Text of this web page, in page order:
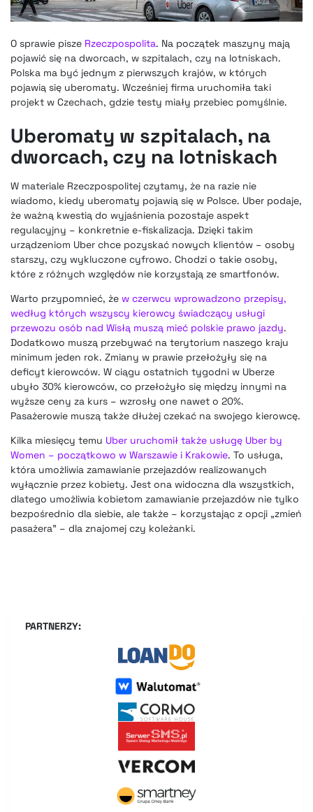
O sprawie pisze Rzeczpospolita. Na początek maszyny mają
pojawić się na dworcach, w szpitalach, czy na lotniskach.
Polska ma być jednym z pierwszych krajów, w których
pojawią się uberomaty. Wcześniej firma uruchomiła taki
projekt w Czechach, gdzie testy miały przebiec pomyślnie.
Uberomaty w szpitalach, na
dworcach, czy na lotniskach
W materiale Rzeczpospolitej czytamy, że na razie nie
wiadomo, kiedy uberomaty pojawią się w Polsce. Uber podaje,
że ważną kwestią do wyjaśnienia pozostaje aspekt
regulacyjny – konkretnie e-fiskalizacja. Dzięki takim
urządzeniom Uber chce pozyskać nowych klientów – osoby
starszy, czy wykluczone cyfrowo. Chodzi o takie osoby,
które z różnych względów nie korzystają ze smartfonów.
Warto przypomnieć, że w czerwcu wprowadzono przepisy,
według których wszyscy kierowcy świadczący usługi
przewozu osób nad Wisłą muszą mieć polskie prawo jazdy.
Dodatkowo muszą przebywać na terytorium naszego kraju
minimum jeden rok. Zmiany w prawie przełożyły się na
deficyt kierowców. W ciągu ostatnich tygodni w Uberze
ubyło 30% kierowców, co przełożyło się między innymi na
wyższe ceny za kurs – wzrosły one nawet o 20%.
Pasażerowie muszą także dłużej czekać na swojego kierowcę.
Kilka miesięcy temu Uber uruchomił także usługę Uber by
Women – początkowo w Warszawie i Krakowie. To usługa,
która umożliwia zamawianie przejazdów realizowanych
wyłącznie przez kobiety. Jest ona widoczna dla wszystkich,
dlatego umożliwia kobietom zamawianie przejazdów nie tylko
bezpośrednio dla siebie, ale także – korzystając z opcji „zmień
pasażera” – dla znajomej czy koleżanki.
PARTNERZY: